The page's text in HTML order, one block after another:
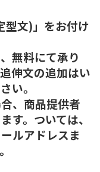
文)」をお付け
無料にて承り
伸文の追加はい
い。
、商品提供者
す。ついては、
ルアドレスま